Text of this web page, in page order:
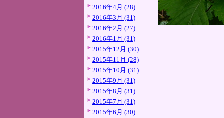
2016年4月 (28)
2016年3月 (31)
2016年2月 (27)
2016年1月 (31)
2015年12月 (30)
2015年11月 (28)
2015年10月 (31)
2015年9月 (31)
2015年8月 (31)
2015年7月 (31)
2015年6月 (30)